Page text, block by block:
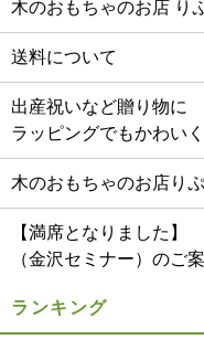
木のおもちゃのお店 り
送料について
出産祝いなど贈り物に
ラッピングでもかわい
木のおもちゃのお店
【満席となりました
（金沢セミナー）のご
ランキング